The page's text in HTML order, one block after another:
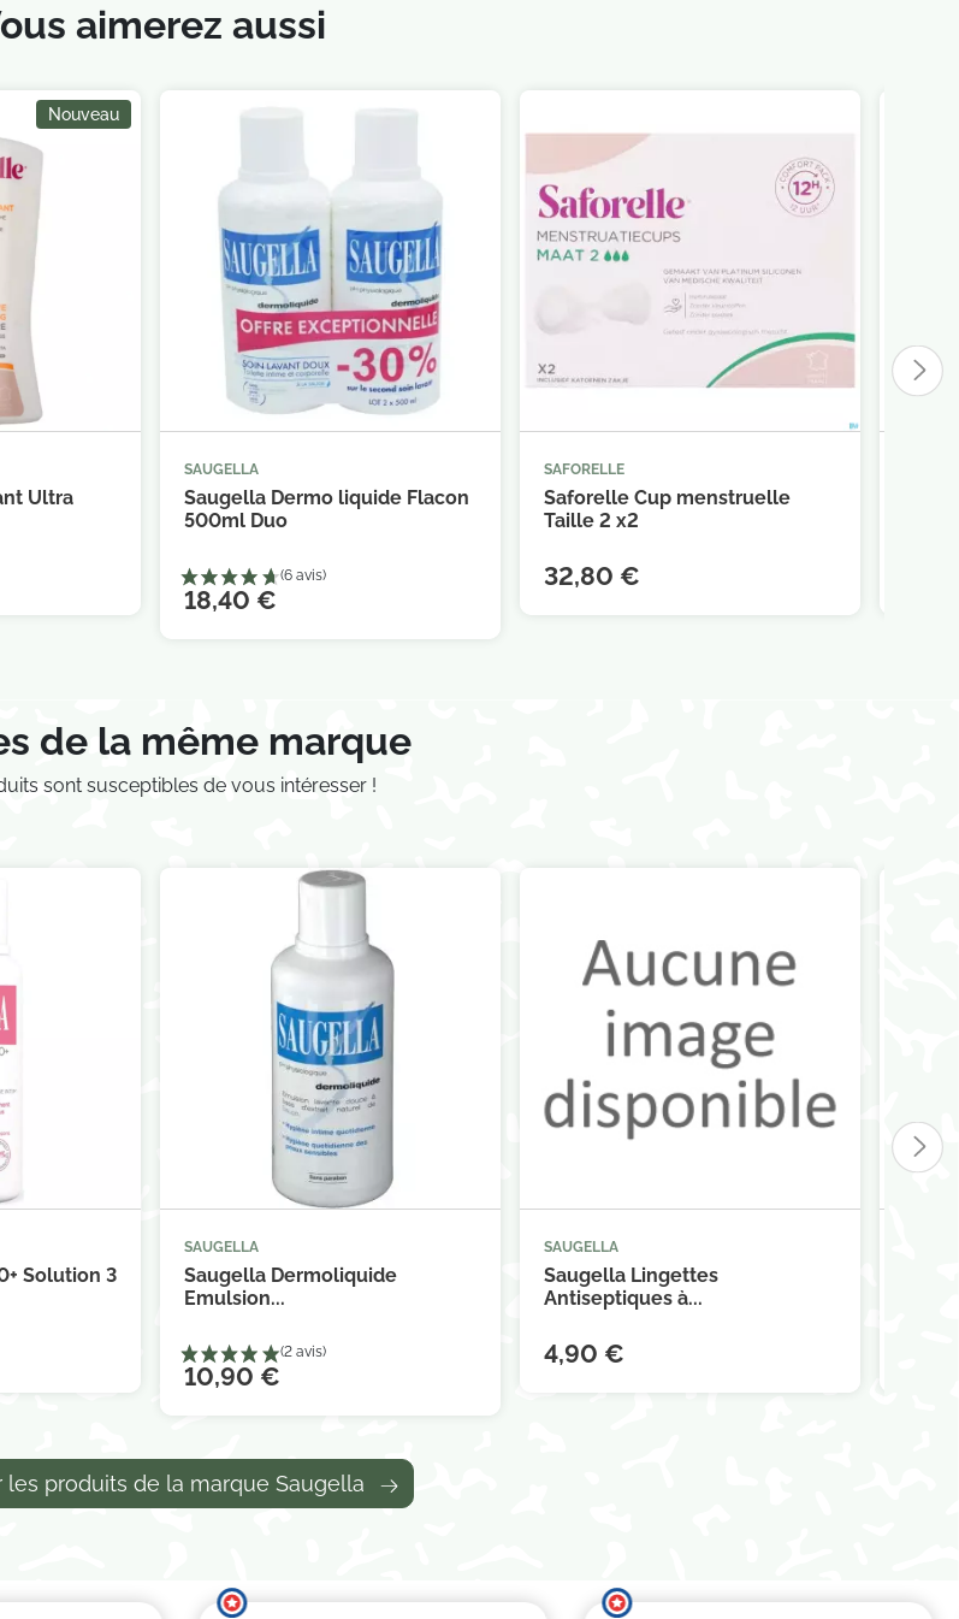
aimerez aussi
Nouveau
Ultra
SAUGELLA
Saugella Dermo liquide Flacon
500ml Duo
18,40 €
SAFORELLE
Saforelle Cup menstruelle
Taille 2 x2
32,80 €
de la même marque
sont susceptibles de vous intéresser !
Solution 3
SAUGELLA
Saugella Dermoliquide
Emulsion...
10,90 €

SAUGELLA
Saugella Lingettes
Antiseptiques à...
4,90 €
les produits de la marque Saugella